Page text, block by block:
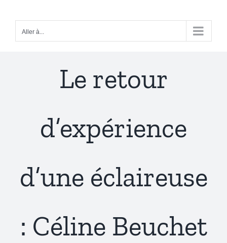
contenuAller à...
Le retour
d’expérience
d’une éclaireuse
: Céline Beuchet